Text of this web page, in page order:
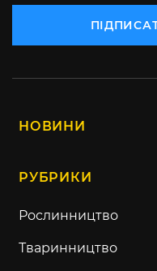
НОВИНИ
РУБРИКИ
Рослинництво
Тваринництво